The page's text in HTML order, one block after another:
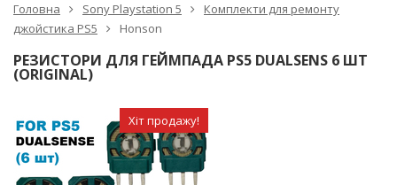
Головна Sony Playstation 5
Комплекти для ремонту
джойстика PS5
Honson
РЕЗИСТОРИ ДЛЯ ГЕЙМПАДА PS5 DUALSENS 6 ШТ
(ORIGINAL)
Хіт продажу!